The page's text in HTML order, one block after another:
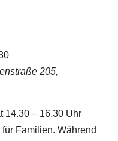
205,
14.30 – 16.30 Uhr
Familien. Während